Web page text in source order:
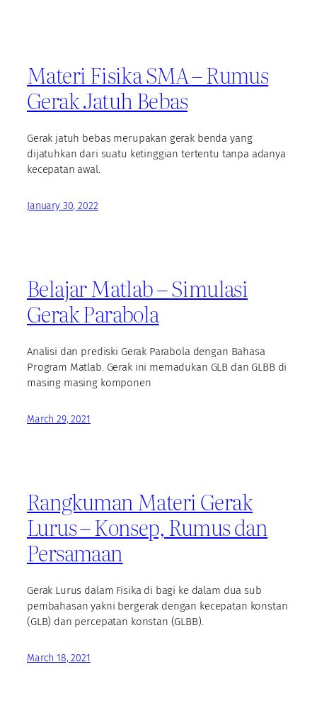
Materi Fisika SMA – Rumus
Gerak Jatuh Bebas
Gerak jatuh bebas merupakan gerak benda yang
dijatuhkan dari suatu ketinggian tertentu tanpa adanya
kecepatan awal.
January 30, 2022
Belajar Matlab – Simulasi
Gerak Parabola
Analisi dan prediski Gerak Parabola dengan Bahasa
Program Matlab. Gerak ini memadukan GLB dan GLBB di
masing masing komponen
March 29, 2021
Rangkuman Materi Gerak
Lurus – Konsep, Rumus dan
Persamaan
Gerak Lurus dalam Fisika di bagi ke dalam dua sub
pembahasan yakni bergerak dengan kecepatan konstan
(GLB) dan percepatan konstan (GLBB).
March 18, 2021